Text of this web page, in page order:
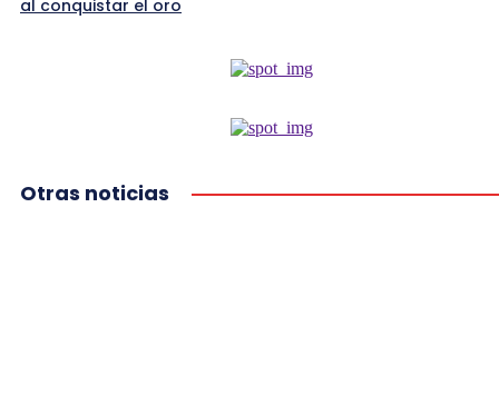
al conquistar el oro
Otras noticias